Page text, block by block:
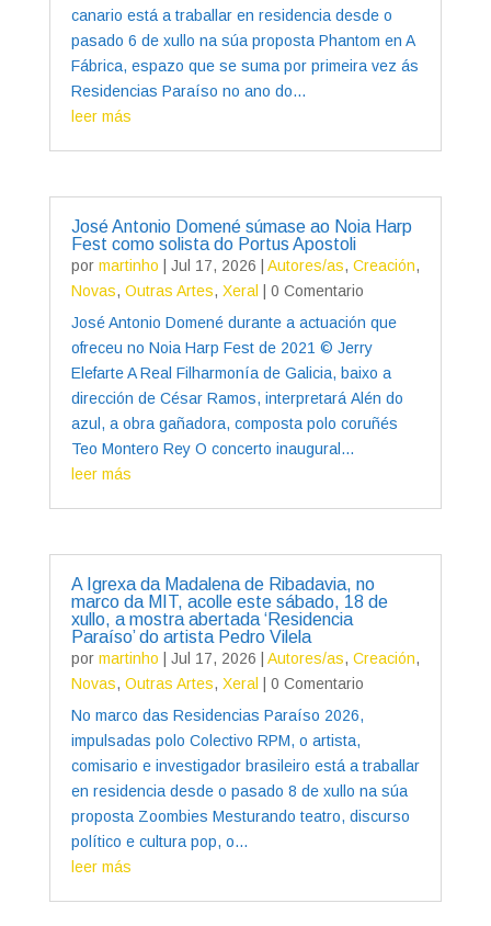
canario está a traballar en residencia desde o
pasado 6 de xullo na súa proposta Phantom en A
Fábrica, espazo que se suma por primeira vez ás
Residencias Paraíso no ano do...
leer más
José Antonio Domené súmase ao Noia Harp
Fest como solista do Portus Apostoli
por martinho Jul 17, 2026 Autores/as, Creación,
Novas, Outras Artes, Xeral
| 0 Comentario
José Antonio Domené durante a actuación que
ofreceu no Noia Harp Fest de 2021 © Jerry
Elefarte A Real Filharmonía de Galicia, baixo a
dirección de César Ramos, interpretará Alén do
azul, a obra gañadora, composta polo coruñés
Teo Montero Rey O concerto inaugural...
leer más
A Igrexa da Madalena de Ribadavia, no
marco da MIT, acolle este sábado, 18 de
xullo, a mostra abertada ‘Residencia
Paraíso’ do artista Pedro Vilela
por martinho Jul 17, 2026 Autores/as, Creación,
Novas, Outras Artes, Xeral
| 0 Comentario
No marco das Residencias Paraíso 2026,
impulsadas polo Colectivo RPM, o artista,
comisario e investigador brasileiro está a traballar
en residencia desde o pasado 8 de xullo na súa
proposta Zoombies Mesturando teatro, discurso
político e cultura pop, o...
leer más